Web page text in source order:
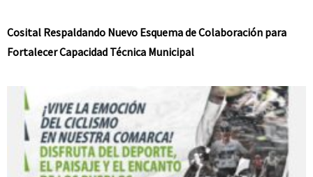
Cosital Respaldando Nuevo Esquema de Colaboración para
Fortalecer Capacidad Técnica Municipal